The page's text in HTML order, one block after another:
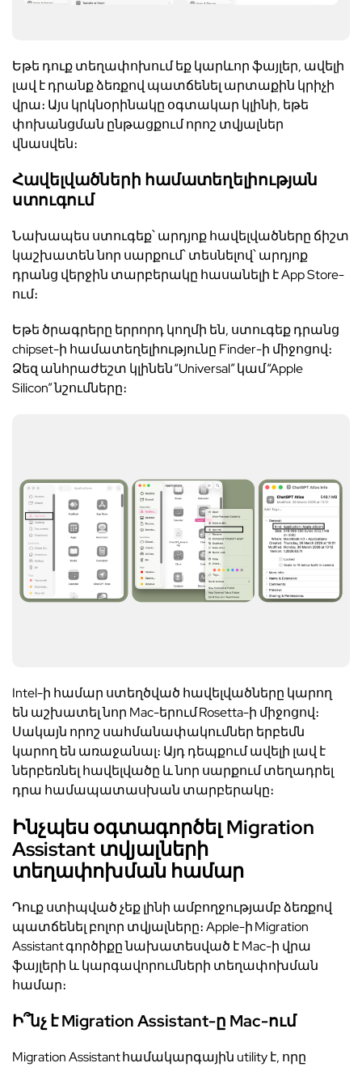
Եթե դուք տեղափոխում եք կարևոր ֆայլեր, ավելի
լավ է դրանք ձեռքով պատճենել արտաքին կրիչի
վրա։ Այս կրկնօրինակը օգտակար կլինի, եթե
փոխանցման ընթացքում որոշ տվյալներ
վնասվեն։
Հավելվածների համատեղելիության
ստուգում
Նախապես ստուգեք՝ արդյոք հավելվածները ճիշտ
կաշխատեն նոր սարքում՝ տեսնելով՝ արդյոք
դրանց վերջին տարբերակը հասանելի է App Store-
ում։
Եթե ծրագրերը երրորդ կողմի են, ստուգեք դրանց
chipset-ի համատեղելիությունը Finder-ի միջոցով։
Ձեզ անհրաժեշտ կլինեն “Universal” կամ “Apple
Silicon” նշումները։
Intel-ի համար ստեղծված հավելվածները կարող
են աշխատել նոր Mac-երում Rosetta-ի միջոցով։
Սակայն որոշ սահմանափակումներ երբեմն
կարող են առաջանալ։ Այդ դեպքում ավելի լավ է
ներբեռնել հավելվածը և նոր սարքում տեղադրել
դրա համապատասխան տարբերակը։
Ինչպես օգտագործել Migration
Assistant տվյալների
տեղափոխման համար
Դուք ստիպված չեք լինի ամբողջությամբ ձեռքով
պատճենել բոլոր տվյալները։ Apple-ի Migration
Assistant գործիքը նախատեսված է Mac-ի վրա
ֆայլերի և կարգավորումների տեղափոխման
համար։
Ի՞նչ է Migration Assistant-ը Mac-ում
Migration Assistant համակարգային utility է, որը